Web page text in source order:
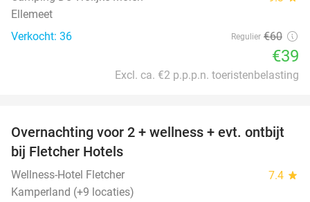
Ellemeet
Verkocht: 36
Regulier €60
€39
Excl. ca. €2 p.p.p.n. toeristenbelasting
55%
Overnachting voor 2 + wellness + evt. ontbijt
bij Fletcher Hotels
Wellness-Hotel Fletcher 7.4 star
Kamperland (+9 locaties)